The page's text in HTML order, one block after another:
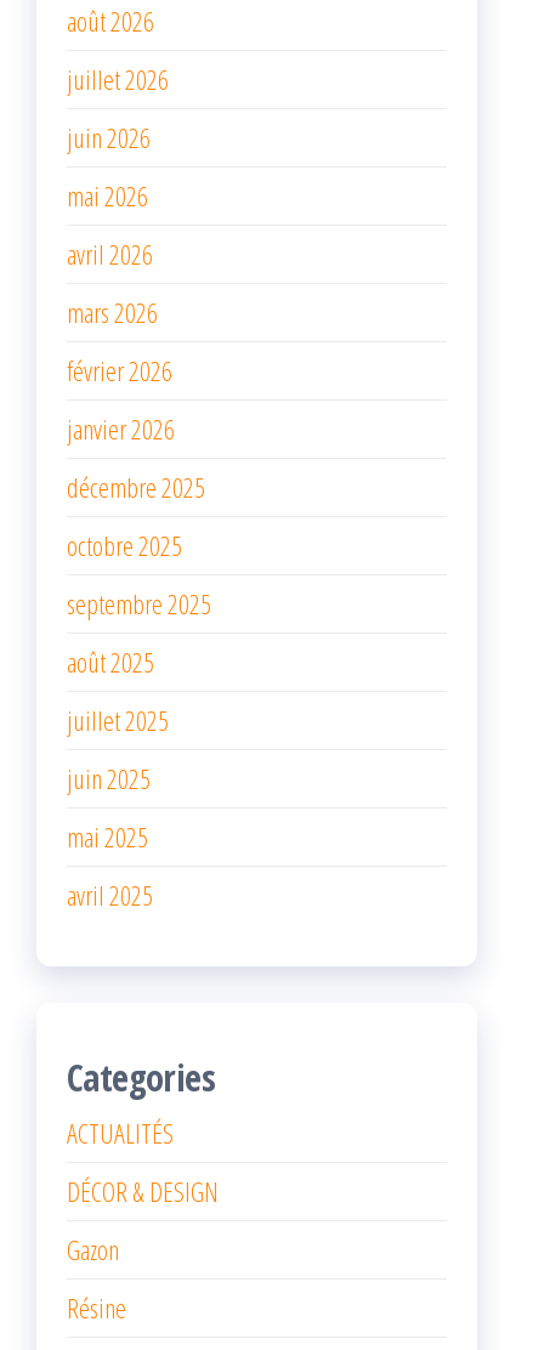
août 2026
juillet 2026
juin 2026
mai 2026
avril 2026
mars 2026
février 2026
janvier 2026
décembre 2025
octobre 2025
septembre 2025
août 2025
juillet 2025
juin 2025
mai 2025
avril 2025
Categories
ACTUALITÉS
DÉCOR & DESIGN
Gazon
Résine